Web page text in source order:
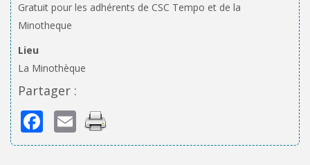
Gratuit pour les adhérents de CSC Tempo et de la
Minotheque
Lieu
La Minothèque
Partager :
Facebook
Email